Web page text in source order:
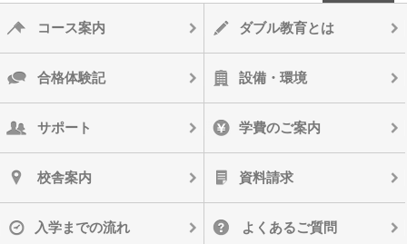
コース案内 ダブル教育とは
合格体験記 設備・環境
サポート 学費のご案内
校舎案内 資料請求
入学までの流れ よくあるご質問